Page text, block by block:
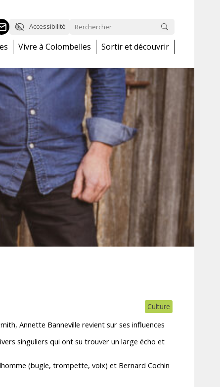
Accessibilité
Vivre à Colombelles Sortir et découvrir
Culture
Annette Banneville revient sur ses influences
singuliers qui ont su trouver un large écho et
(bugle, trompette, voix) et Bernard Cochin